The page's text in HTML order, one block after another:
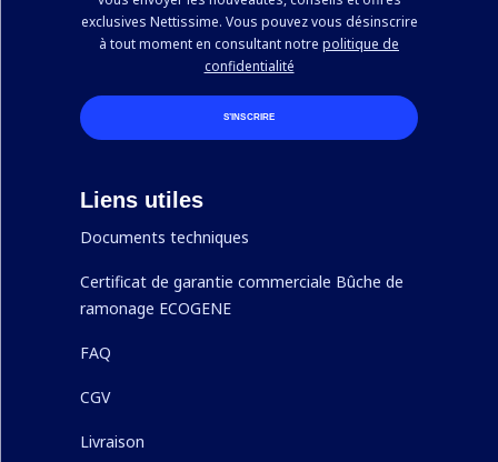
exclusives Nettissime. Vous pouvez vous désinscrire
à tout moment en consultant notre politique de
confidentialité
S’INSCRIRE
Liens utiles
Documents techniques
Certificat de garantie commerciale Bûche de
ramonage ECOGENE
FAQ
CGV
Livraison